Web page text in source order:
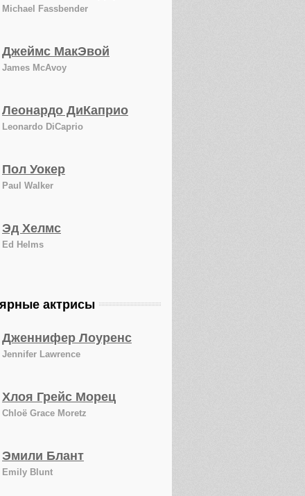
Michael Fassbender
Джеймс МакЭвой
James McAvoy
Леонардо ДиКаприо
Leonardo DiCaprio
Пол Уокер
Paul Walker
Эд Хелмс
Ed Helms
актрисы
Дженнифер Лоуренс
Jennifer Lawrence
Хлоя Грейс Морец
Chloë Grace Moretz
Эмили Блант
Emily Blunt